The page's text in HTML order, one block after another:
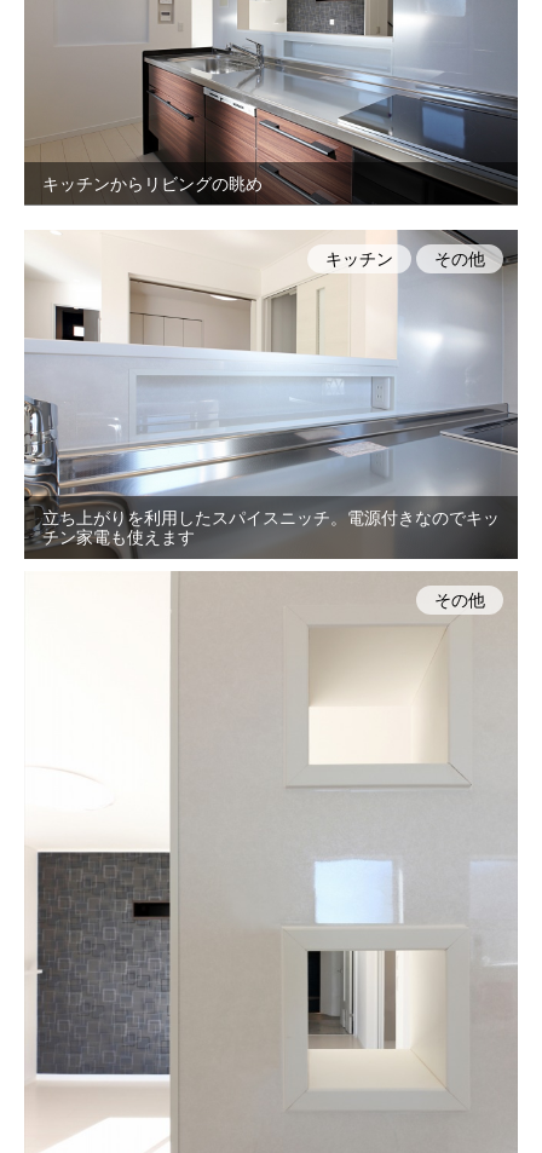
キッチンからリビングの眺め
立ち上がりを利用したスパイスニッチ。電源付きなのでキッ
チン家電も使えます
キッチン その他
その他